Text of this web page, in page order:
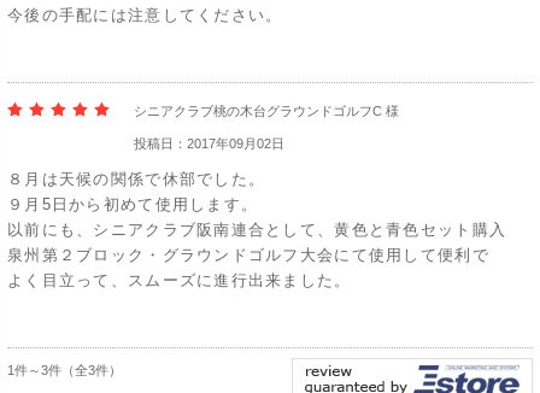
今後の手配には注意してください。
シニアクラブ桃の木台グラウンドゴルフC 様
投稿日：2017年09月02日
８月は天候の関係で休部でした。
９月5日から初めて使用します。
以前にも、シニアクラブ阪南連合として、黄色と青色セット購入
泉州第２ブロック・グラウンドゴルフ大会にて使用して便利で
よく目立って、スムーズに進行出来ました。
1件～3件（全3件）